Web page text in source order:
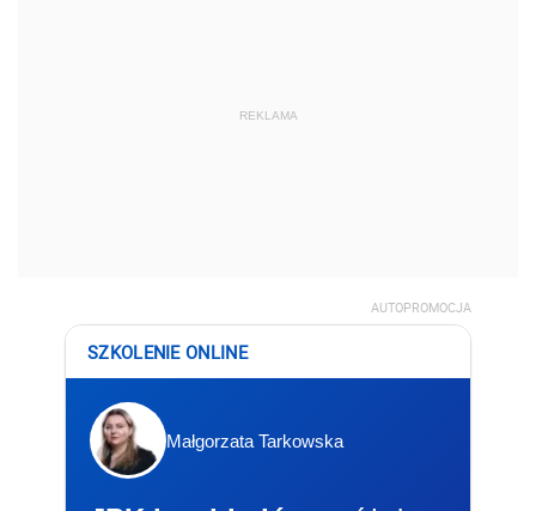
REKLAMA
AUTOPROMOCJA
SZKOLENIE ONLINE
Małgorzata Tarkowska